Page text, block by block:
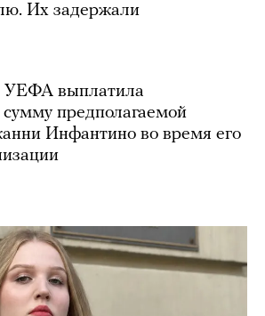
Их задержали
УЕФА выплатила
предполагаемой
Инфантино во время его